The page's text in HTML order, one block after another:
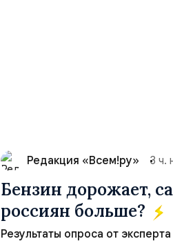
Редакция «Всем!ру» 3 ч.
Бензин дорожает,
россиян больше?
Результаты опроса от